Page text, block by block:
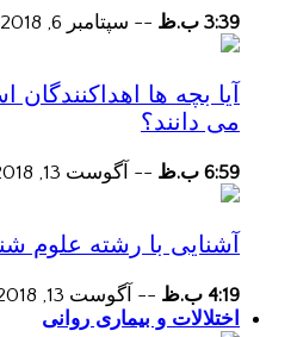
3:39 ب.ظ -- سپتامبر 6, 2018
آیا بچه ها
می دانند؟
6:59 ب.ظ -- آگوست 13, 2018
آشنایی با رشته علوم
4:19 ب.ظ -- آگوست 13, 2018
اختلالات و بیماری روانی